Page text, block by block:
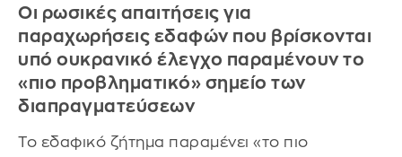
Οι ρωσικές απαιτήσεις για
παραχωρήσεις εδαφών που βρίσκονται
υπό ουκρανικό έλεγχο παραμένουν το
«πιο προβληματικό» σημείο των
διαπραγματεύσεων
Το εδαφικό ζήτημα παραμένει «το πιο